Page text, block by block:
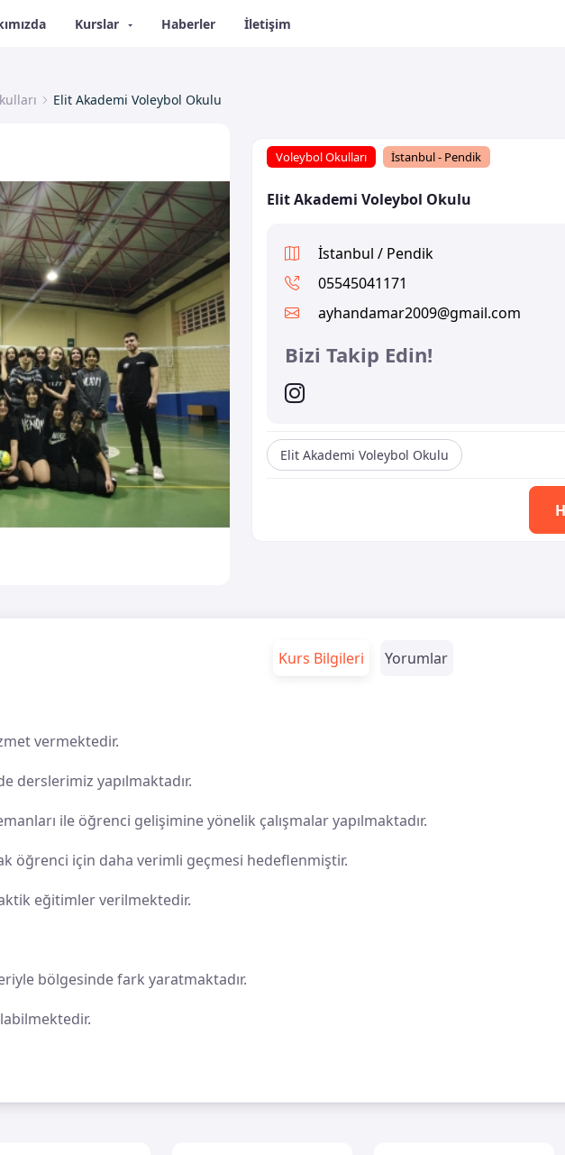
Kurslar Haberler İletişim
Elit Akademi Voleybol Okulu
Voleybol Okulları İstanbul - Pendik
Elit Akademi Voleybol Okulu
İstanbul / Pendik
05545041171
ayhandamar2009@gmail.com
Bizi Takip Edin!
Elit Akademi Voleybol Okulu
Kurs Bilgileri Yorumlar
vermektedir.
derslerimiz yapılmaktadır.
ile öğrenci gelişimine yönelik çalışmalar yapılmaktadır.
öğrenci için daha verimli geçmesi hedeflenmiştir.
eğitimler verilmektedir.
bölgesinde fark yaratmaktadır.